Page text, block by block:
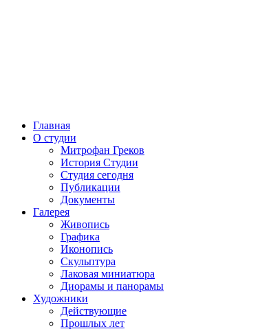
Главная
О студии
Митрофан Греков
История Студии
Студия сегодня
Публикации
Документы
Галерея
Живопись
Графика
Иконопись
Скульптура
Лаковая миниатюра
Диорамы и панорамы
Художники
Действующие
Прошлых лет